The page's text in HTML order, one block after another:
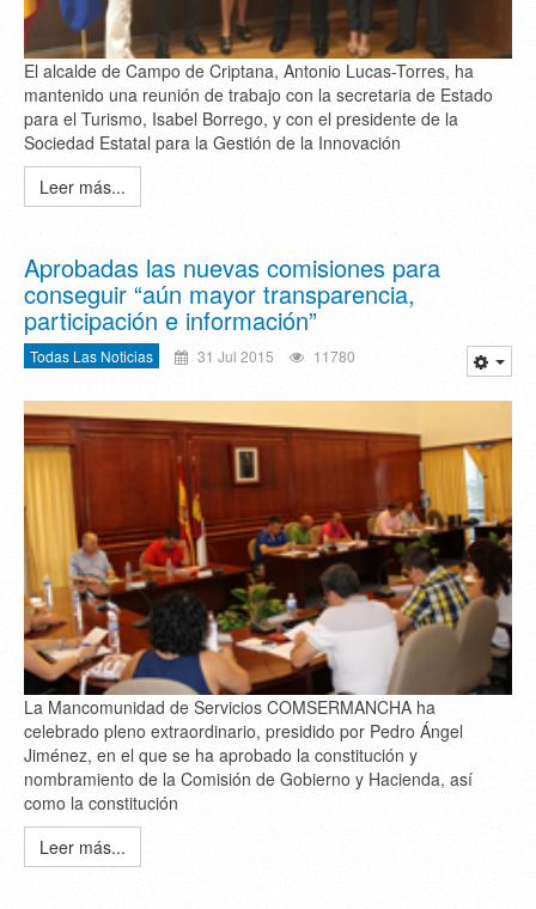
El alcalde de Campo de Criptana, Antonio Lucas-Torres, ha
mantenido una reunión de trabajo con la secretaria de Estado
para el Turismo, Isabel Borrego, y con el presidente de la
Sociedad Estatal para la Gestión de la Innovación
Leer más...
Aprobadas las nuevas comisiones para
conseguir “aún mayor transparencia,
participación e información”
Todas Las Noticias 31 Jul 2015 11780
La Mancomunidad de Servicios COMSERMANCHA ha
celebrado pleno extraordinario, presidido por Pedro Ángel
Jiménez, en el que se ha aprobado la constitución y
nombramiento de la Comisión de Gobierno y Hacienda, así
como la constitución
Leer más...